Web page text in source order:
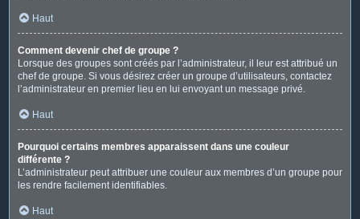
Haut
Comment devenir chef de groupe ?
Lorsque des groupes sont créés par l’administrateur, il leur est attribué un
chef de groupe. Si vous désirez créer un groupe d’utilisateurs, contactez
l’administrateur en premier lieu en lui envoyant un message privé.
Haut
Pourquoi certains membres apparaissent dans une couleur
différente ?
L’administrateur peut attribuer une couleur aux membres d’un groupe pour
les rendre facilement identifiables.
Haut